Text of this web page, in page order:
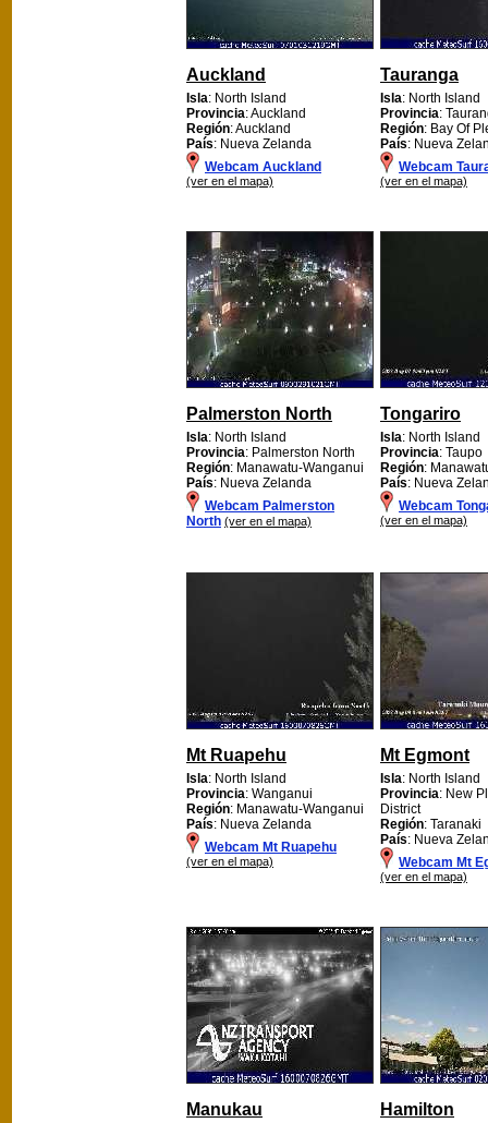
Auckland
Isla: North Island
Provincia: Auckland
Región: Auckland
País: Nueva Zelanda
Webcam Auckland
(ver en el mapa)
Tauranga
Isla: North Island
Provincia:
Región: Bay Of
País: Nueva
Webcam
(ver en el mapa)
Palmerston North
Isla: North Island
Provincia: Palmerston North
Región: Manawatu-Wanganui
País: Nueva Zelanda
Webcam Palmerston
North (ver en el mapa)
Tongariro
Isla: North Island
Provincia: Taupo
Región:
País: Nueva
Webcam
(ver en el mapa)
Mt Ruapehu
Isla: North Island
Provincia: Wanganui
Región: Manawatu-Wanganui
País: Nueva Zelanda
Webcam Mt Ruapehu
(ver en el mapa)
Mt Egmont
Isla: North Island
Provincia: New
District
Región: Taranaki
País: Nueva
Webcam Mt
(ver en el mapa)
Manukau Hamilton